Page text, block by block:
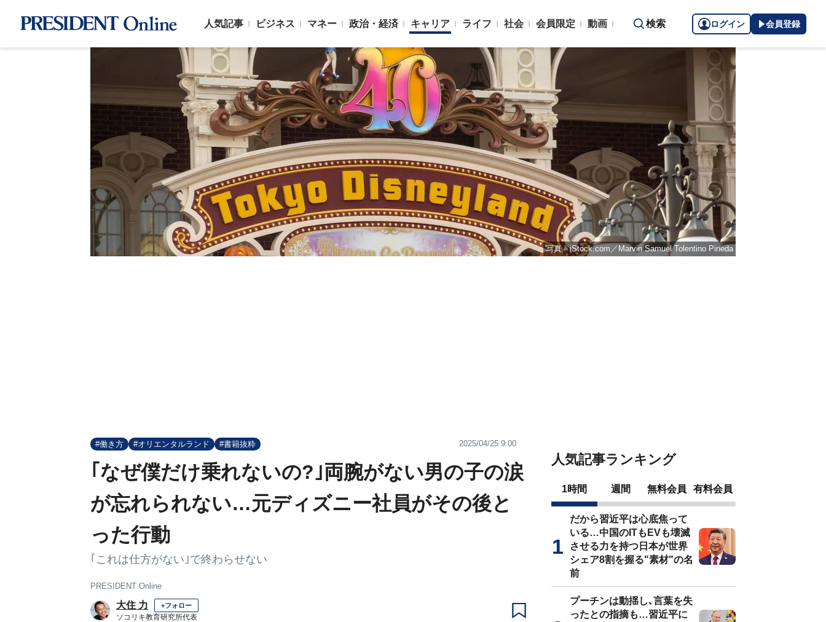
人気記事 ビジネス マネー 政治・経済 キャリア ライフ 社会 会員限定 動画 検索 ログイン 会員登録
写真＝iStock.com／Marvin Samuel Tolentino Pineda
#働き方 #オリエンタルランド #書籍抜粋 2025/04/25 9:00
｢なぜ僕だけ乗れないの?｣両腕がない男の子の涙
が忘れられない…元ディズニー社員がその後と
った行動
｢これは仕方がない｣で終わらせない
PRESIDENT Online
大住 力 +フォロー
ソコリキ教育研究所代表
人気記事ランキング
1時間 週間 無料会員 有料会員
だから習近平は心底焦って
いる…中国のITもEVも壊滅
させる力を持つ日本が世界
シェア8割を握る"素材"の名
前
プーチンは動揺し､言葉を失
ったとの指摘も…習近平に